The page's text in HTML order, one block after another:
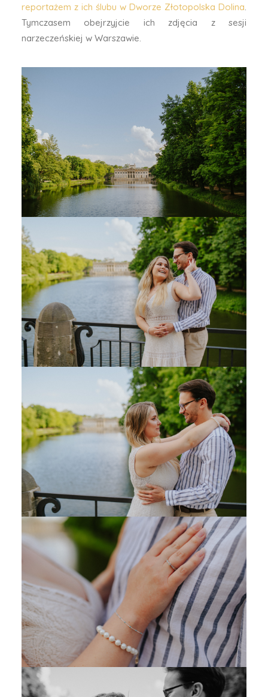
reportażem z ich ślubu w Dworze Złotopolska Dolina
Tymczasem obejrzyjcie ich zdjęcia z sesji
narzeczeńskiej w Warszawie.